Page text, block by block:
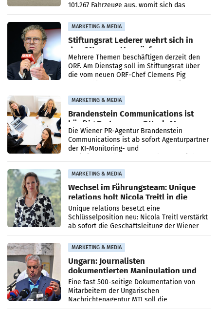
101.267 Fahrzeuge aus, womit sich das
Ergebnis gegenüber Juli 2025 mehr als
verdoppelte (+102
MARKETING & MEDIA
Stiftungsrat Lederer wehrt sich in
den SN gegen Vorwürfe
Mehrere Themen beschäftigen derzeit den
ORF. Am Dienstag soll im Stiftungsrat über
die vom neuen ORF-Chef Clemens Pig
MARKETING & MEDIA
Brandenstein Communications ist
künftig Partner von OtterlyAI
Die Wiener PR-Agentur Brandenstein
Communications ist ab sofort Agenturpartner
der KI-Monitoring- und
MARKETING & MEDIA
Wechsel im Führungsteam: Unique
relations holt Nicola Treitl in die
Geschäftsleitung
Unique relations besetzt eine
Schlüsselposition neu: Nicola Treitl verstärkt
ab sofort die Geschäftsleitung der Wiener
PR-Agentur an der Seite von Josef Kalina und
Anna Kalina-Mahr.
MARKETING & MEDIA
Ungarn: Journalisten
dokumentierten Manipulation und
Zensur
Eine fast 500-seitige Dokumentation von
Mitarbeitern der Ungarischen
Nachrichtenagentur MTI soll die
systematische Nachrichten-Manipulation und